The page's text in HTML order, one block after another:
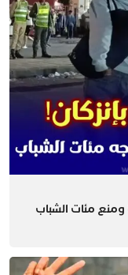
ومنع مئات الشباب